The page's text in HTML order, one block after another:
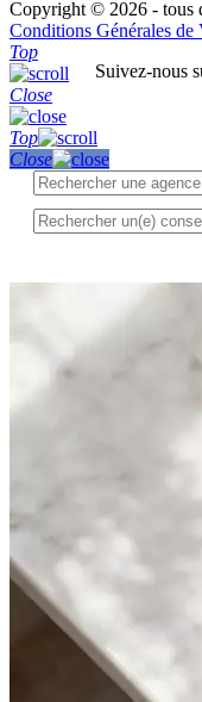
Copyright © 2026 - tous
Conditions Générales de
Suivez-nous
Top
Close
Top
Close